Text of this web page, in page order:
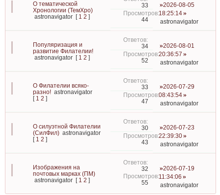
О тематической
Хронологии (ТемХро)
astronavigator
[ 1 2 ]
33
44
2026-08-05
18:25:14
astronavigator
Популяризация и
развитие Филателии!
astronavigator
[ 1 2 ]
34
52
2026-08-01
20:36:57
astronavigator
О Филателии всяко-
разно! astronavigator
[ 1 2 ]
33
47
2026-07-29
08:43:54
astronavigator
О силуэтной Филателии
(СилФил) astronavigator
[ 1 2 ]
30
43
2026-07-23
22:39:30
astronavigator
Изображения на
почтовых марках (ПМ)
astronavigator
[ 1 2 ]
32
55
2026-07-19
11:34:06
astronavigator